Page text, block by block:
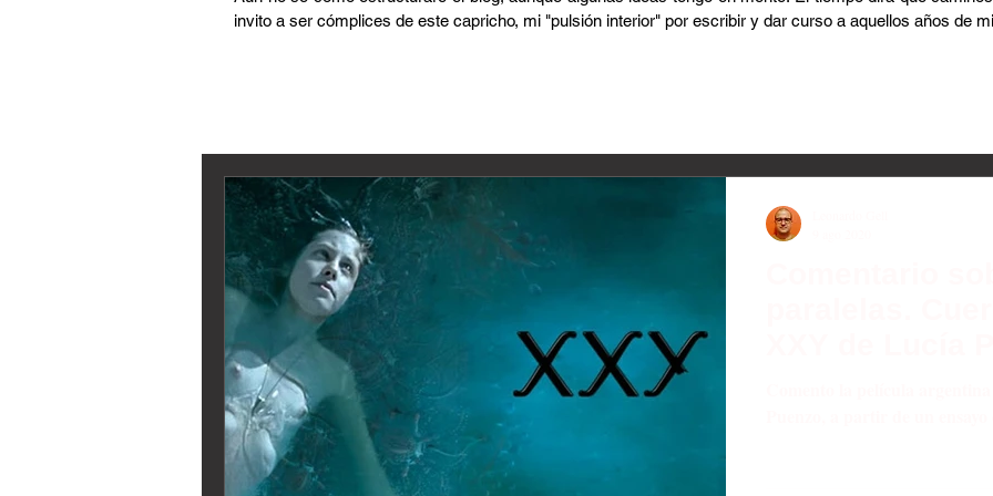
invito a ser cómplices de este capricho, mi "pulsión interior" por escribir y dar curso a aquellos años de